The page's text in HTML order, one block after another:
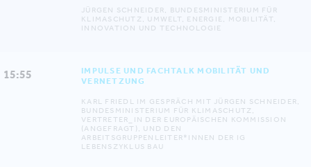
‍JÜRGEN SCHNEIDER, BUNDESMINISTERIUM FÜR
KLIMASCHUTZ, UMWELT, ENERGIE, MOBILITÄT,
INNOVATION UND TECHNOLOGIE
15:55
IMPULSE UND FACHTALK MOBILITÄT UND
VERNETZUNG
KARL FRIEDL IM GESPRÄCH MIT JÜRGEN SCHNEIDER,
BUNDESMINISTERIUM FÜR KLIMASCHUTZ,
VERTRETER_IN DER EUROPÄISCHEN KOMMISSION
(ANGEFRAGT), UND DEN
ARBEITSGRUPPENLEITER*INNEN DER IG
LEBENSZYKLUS BAU